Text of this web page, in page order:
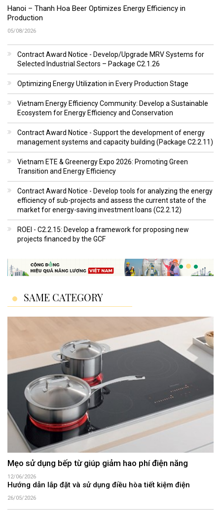
Hanoi – Thanh Hoa Beer Optimizes Energy Efficiency in
Production
05/08/2026
Contract Award Notice - Develop/Upgrade MRV Systems for
Selected Industrial Sectors – Package C2.1.26
Optimizing Energy Utilization in Every Production Stage
Vietnam Energy Efficiency Community: Develop a Sustainable
Ecosystem for Energy Efficiency and Conservation
Contract Award Notice - Support the development of energy
management systems and capacity building (Package C2.2.11)
Vietnam ETE & Greenergy Expo 2026: Promoting Green
Transition and Energy Efficiency
Contract Award Notice - Develop tools for analyzing the energy
efficiency of sub-projects and assess the current state of the
market for energy-saving investment loans (C2.2.12)
ROEI - C2.2.15: Develop a framework for proposing new
projects financed by the GCF
SAME CATEGORY
Mẹo sử dụng bếp từ giúp giảm hao phí điện năng
12/06/2026
Hướng dẫn lắp đặt và sử dụng điều hòa tiết kiệm điện
26/05/2026